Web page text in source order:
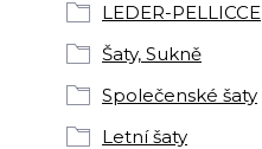
LEDER-PELLICCE
Šaty, Sukně
Společenské šaty
Letní šaty